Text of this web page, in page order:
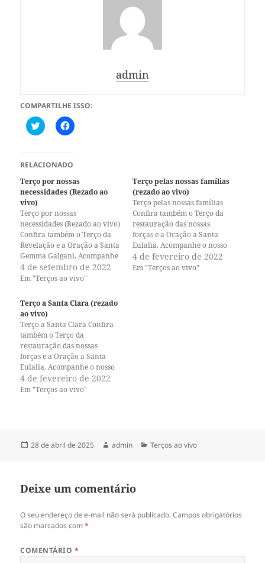
admin
COMPARTILHE ISSO:
C
l
u
e
p
a
r
a
m
p
a
r
t
i
h
a
o
T
w
i
t
t
e
r
a
b
r
e
j
a
)
C
l
u
e
p
a
r
a
m
p
a
r
t
i
h
a
o
F
c
e
b
o
o
(
a
b
r
a
a
RELACIONADO
Terço por nossas
necessidades (Rezado ao
vivo)
Terço por nossas
necessidades (Rezado ao vivo)
Confira também o Terço da
Revelação e a Oração a Santa
Gemma Galgani. Acompanhe
o nosso canal no Youtube e o
nosso perfil no Instagram. A
4 de setembro de 2022
Em "Terços ao vivo"
Terço pelas nossas famílias
(rezado ao vivo)
Terço pelas nossas famílias
Confira também o Terço da
restauração das nossas
forças e a Oração a Santa
Eulalia. Acompanhe o nosso
canal no Youtube e o nosso
perfil no Instagram. A paz de
4 de fevereiro de 2022
Em "Terços ao vivo"
Terço a Santa Clara (rezado
ao vivo)
Terço a Santa Clara Confira
também o Terço da
restauração das nossas
forças e a Oração a Santa
Eulalia. Acompanhe o nosso
canal no Youtube e o nosso
perfil no Instagram. A paz de
4 de fevereiro de 2022
Em "Terços ao vivo"
Publicado
28 de abril de 2025 Autor
admin Categorias
Terços ao vivo
Deixe um comentário
O seu endereço de e-mail não será publicado. Campos obrigatórios
são marcados com*
COMENTÁRIO *